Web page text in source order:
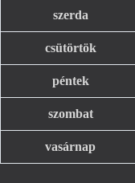
szerda
csütörtök
péntek
szombat
vasárnap